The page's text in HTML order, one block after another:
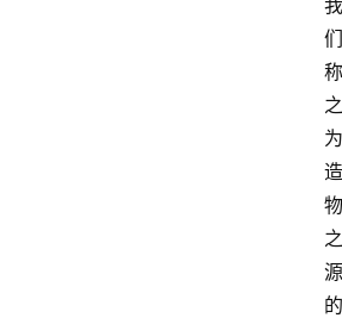
我
们
称
之
为
造
物
之
源
的